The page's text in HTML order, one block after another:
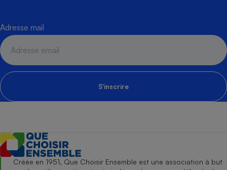
Adresse mail
S'inscrire
Créée en 1951, Que Choisir Ensemble est une association à but